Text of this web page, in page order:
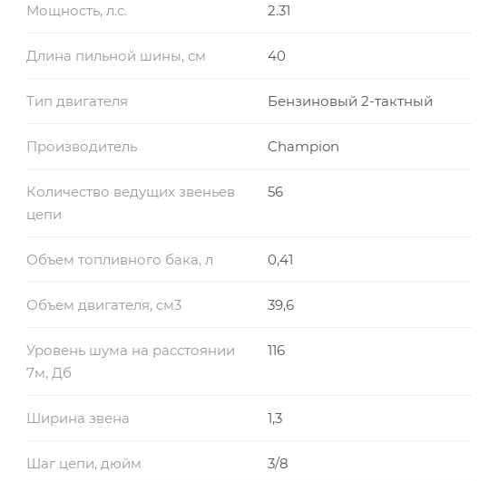
Мощность, л.с. 2.31
Длина пильной шины, см 40
Тип двигателя Бензиновый 2-тактный
Производитель Champion
Количество ведущих звеньев
цепи
56
Объем топливного бака, л 0,41
Объем двигателя, см3 39,6
Уровень шума на расстоянии
7м, Дб
116
Ширина звена 1,3
Шаг цепи, дюйм 3/8